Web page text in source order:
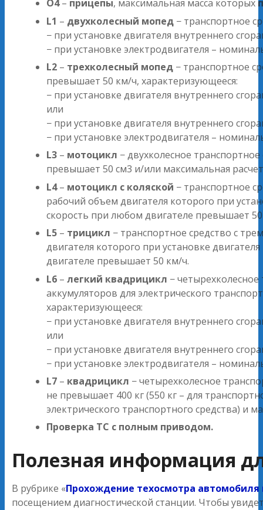
O4– прицепы, максимальная масса которых
L1 – двухколесный мопед − транспортное
− при установке двигателя внутреннего
− при установке электродвигателя –
L2 – трехколесный мопед − транспортное
превышает 50 км/ч, характеризующееся:
− при установке двигателя внутреннего
или
− при установке двигателя внутреннего
− при установке электродвигателя –
L3 – мотоцикл − двухколесное
превышает 50 см3 и/или максимальная
L4– мотоцикл с коляской − транспортное
рабочий объем двигателя которого при
скорость при любом двигателе превышает
L5 – трицикл − транспортное средство с
двигателя которого при установке
двигателе превышает 50 км/ч.
L6 –легкий квадрицикл −
аккумуляторов для электрического
характеризующееся:
− при установке двигателя внутреннего
или
− при установке двигателя внутреннего
− при установке электродвигателя –
L7 – квадрицикл − четырехколесное
не превышает 400 кг (550 кг – для
электрического транспортного средства) и
Проверка ТС с полным приводом.
Полезная информация
В рубрике «Прохождение техосмотра автомобиля
посещением диагностической станции. Чтобы